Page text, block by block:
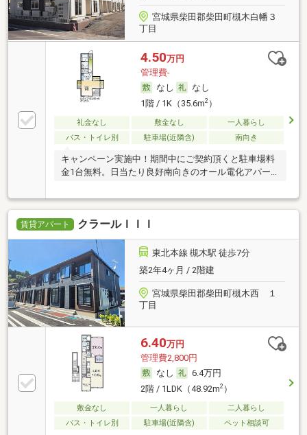
宮城県柴田郡柴田町槻木白幡３
丁目
4.50万円
管理費-
なし
なし
1階 / 1K（35.6m2）
礼金なし 敷金なし
一人暮らし
バス・トイレ別
駐車場(近隣含) 南向き
キャンペーン実施中！期間中にご契約頂くと駐車場料
金1台無料。日当たり良好南向きのオール電化アパー
賃貸アパート クラールＩＩＩ
東北本線 槻木駅 徒歩7分
築2年4ヶ月 / 2階建
宮城県柴田郡柴田町槻木西 １
丁目
6.40万円
管理費2,800円
なし
6.4万円
2階 / 1LDK（48.92m2）
敷金なし 一人暮らし
二人暮らし
バス・トイレ別
駐車場(近隣含) ペット相談可